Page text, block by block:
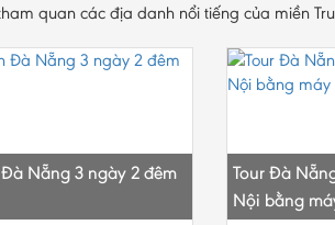
quan các địa danh nổi tiếng của miền
Nẵng 3 ngày 2 đêm
Tour Đà
Nội bằng